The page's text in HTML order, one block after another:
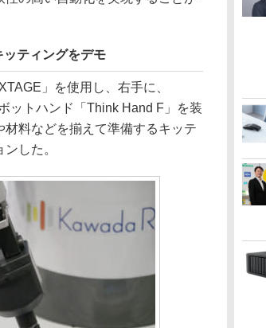
ティングをデモ
」を使用し、右手に、
ットハンド「Think Hand F」を装
料などを揃えて準備するキッテ
した。